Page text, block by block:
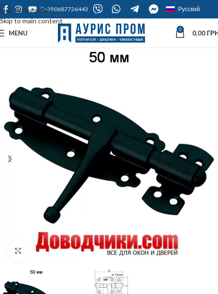
Skip to navigation
Skip to main content
+380687726443 Русский
MENU 0 0,00
Click to enlarge